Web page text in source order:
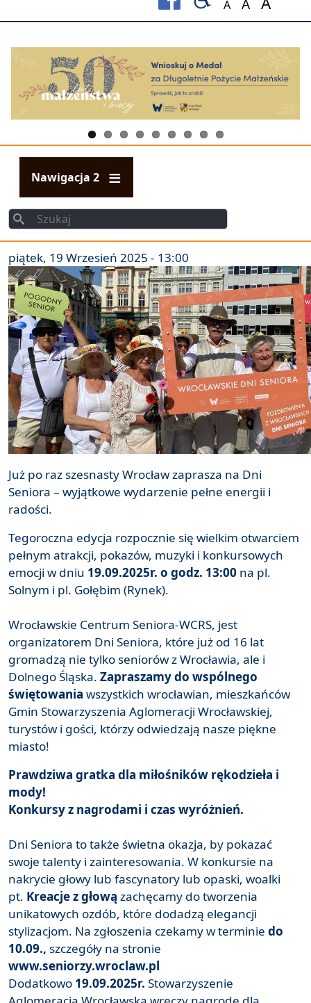
A
Set font size to
Set font
Set
Nawigacja 2
Szukaj
Szukaj
piątek, 19 Wrzesień 2025 - 13:00
Już po raz szesnasty Wrocław zaprasza na Dni
Seniora – wyjątkowe wydarzenie pełne energii i
radości.
Tegoroczna edycja rozpocznie się wielkim otwarciem
pełnym atrakcji, pokazów, muzyki i konkursowych
emocji w dniu 19.09.2025r. o godz. 13:00 na pl.
Solnym i pl. Gołębim (Rynek).
Wrocławskie Centrum Seniora-WCRS, jest
organizatorem Dni Seniora, które już od 16 lat
gromadzą nie tylko seniorów z Wrocławia, ale i
Dolnego Śląska. Zapraszamy do wspólnego
świętowania wszystkich wrocławian, mieszkańców
Gmin Stowarzyszenia Aglomeracji Wrocławskiej,
turystów i gości, którzy odwiedzają nasze piękne
miasto!
Prawdziwa gratka dla miłośników rękodzieła i
mody!
Konkursy z nagrodami i czas wyróżnień.
Dni Seniora to także świetna okazja, by pokazać
swoje talenty i zainteresowania. W konkursie na
nakrycie głowy lub fascynatory lub opaski, woalki
pt. Kreacje z głową zachęcamy do tworzenia
unikatowych ozdób, które dodadzą elegancji
stylizacjom. Na zgłoszenia czekamy w terminie do
10.09., szczegóły na stronie
www.seniorzy.wroclaw.pl
Dodatkowo 19.09.2025r. Stowarzyszenie